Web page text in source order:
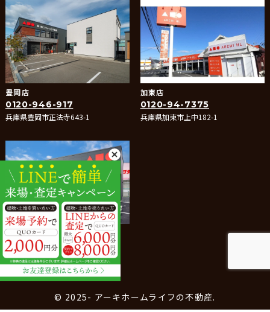
豊岡店
0120-946-917
兵庫県豊岡市正法寺643-1
加東店
0120-94-7375
兵庫県加東市上中182-1
たつの店
0120-288-066
兵庫県たつの市龍野町堂本400-1
© 2025- アーキホームライフの不動産.